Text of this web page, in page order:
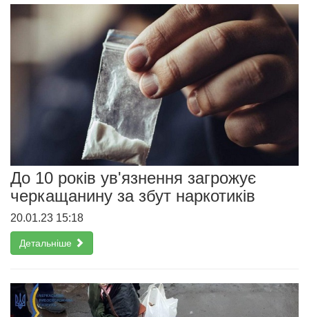
До 10 років ув'язнення загрожує
черкащанину за збут наркотиків
20.01.23 15:18
Детальніше